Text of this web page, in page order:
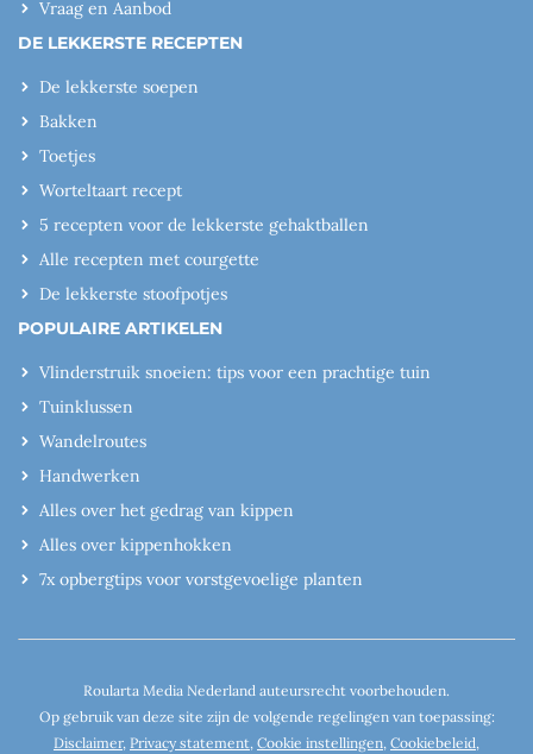
Vraag en Aanbod
DE LEKKERSTE RECEPTEN
De lekkerste soepen
Bakken
Toetjes
Worteltaart recept
5 recepten voor de lekkerste gehaktballen
Alle recepten met courgette
De lekkerste stoofpotjes
POPULAIRE ARTIKELEN
Vlinderstruik snoeien: tips voor een prachtige tuin
Tuinklussen
Wandelroutes
Handwerken
Alles over het gedrag van kippen
Alles over kippenhokken
7x opbergtips voor vorstgevoelige planten
Roularta Media Nederland auteursrecht voorbehouden.
Op gebruik van deze site zijn de volgende regelingen van toepassing:
Disclaimer, Privacy statement, Cookie instellingen, Cookiebeleid,